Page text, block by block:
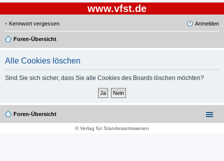
www.vfst.de
Kennwort vergessen Anmelden
Foren-Übersicht
Alle Cookies löschen
Sind Sie sich sicher, dass Sie alle Cookies des Boards löschen möchten?
Foren-Übersicht
© Verlag für Standesamtswesen